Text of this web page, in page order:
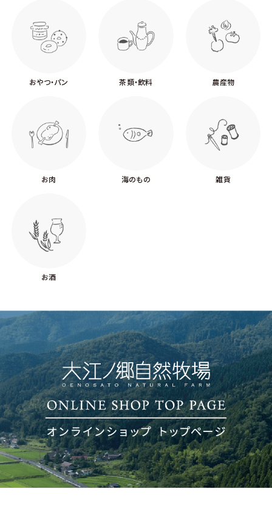
おやつ・パン 茶類・飲料 農産物
お肉 海のもの 雑貨
お酒